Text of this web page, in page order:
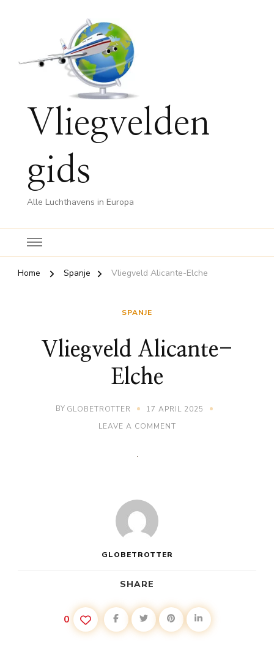
Vliegvelden
gids
Alle Luchthavens in Europa
Home Spanje Vliegveld Alicante-Elche
SPANJE
Vliegveld Alicante-
Elche
BY GLOBETROTTER
17 APRIL 2025
LEAVE A COMMENTON
GLOBETROTTER
SHARE
0